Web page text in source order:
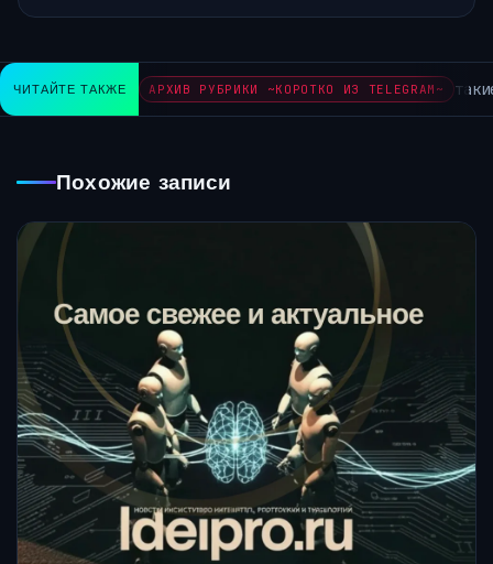
ЧИТАЙТЕ ТАКЖЕ АРХИВ РУБРИКИ ~КОРОТКО ИЗ TELEGRAM~
Похожие записи